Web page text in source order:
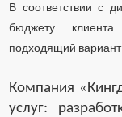
В соответствии с
бюджету
подходящий вариант
Компания
услуг: